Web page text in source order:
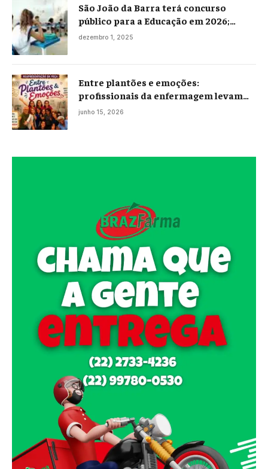
São João da Barra terá concurso
público para a Educação em 2026;
projeto já está na Câmara
dezembro 1, 2025
Entre plantões e emoções:
profissionais da enfermagem levam
histórias reais ao palco em Campos
junho 15, 2026